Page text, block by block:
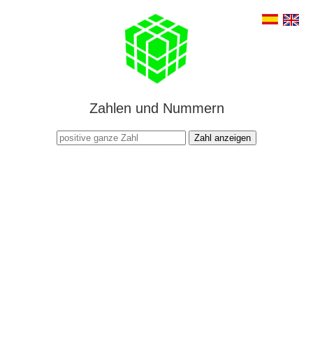
Zahlen und Nummern
Zahl anzeigen